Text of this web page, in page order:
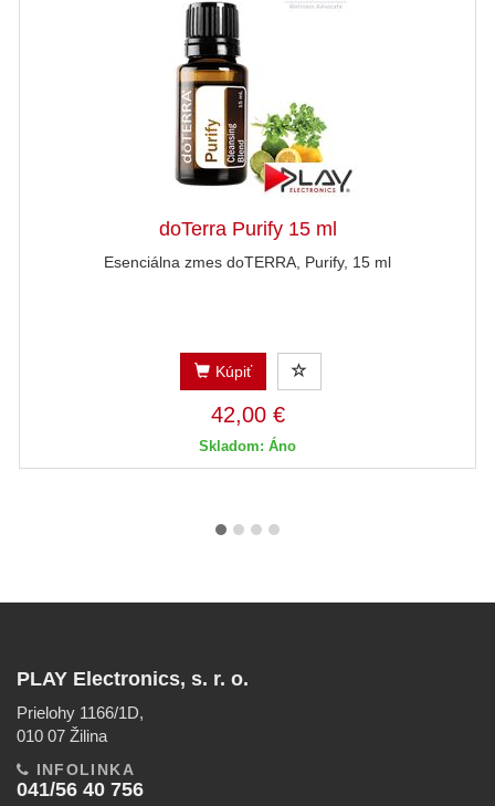
doTerra Purify 15 ml
Esenciálna zmes doTERRA, Purify, 15 ml
Kúpiť
42,00 €
Skladom: Áno
PLAY Electronics, s. r. o.
Prielohy 1166/1D,
010 07 Žilina
INFOLINKA
041/56 40 756